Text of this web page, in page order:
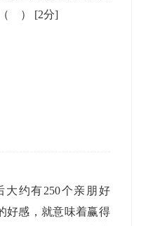
） [2分]
约有250个亲朋好
好感，就意味着赢得